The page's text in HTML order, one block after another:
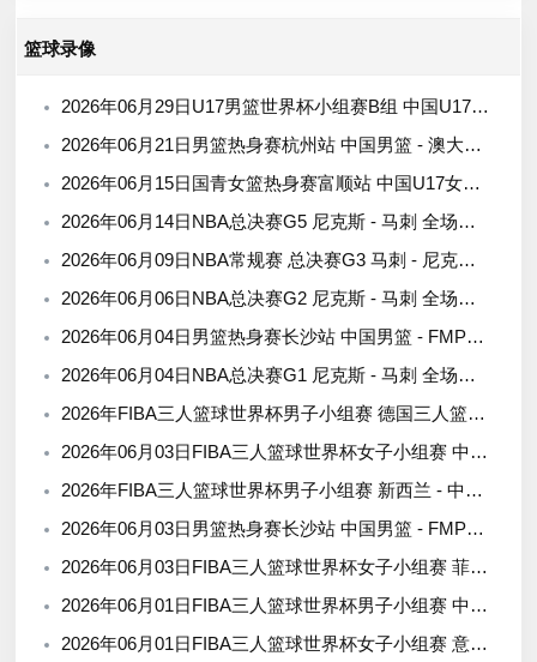
篮球录像
2026年06月29日U17男篮世界杯小组赛B组 中国U17男篮 - 加拿大U17男篮 录像
2026年06月21日男篮热身赛杭州站 中国男篮 - 澳大利亚男篮 全场录像
2026年06月15日国青女篮热身赛富顺站 中国U17女篮 - 伏伊伏丁那女篮 全场录像
2026年06月14日NBA总决赛G5 尼克斯 - 马刺 全场录像
2026年06月09日NBA常规赛 总决赛G3 马刺 - 尼克斯 全场录像
2026年06月06日NBA总决赛G2 尼克斯 - 马刺 全场录像
2026年06月04日男篮热身赛长沙站 中国男篮 - FMP拉德尼基 全场录像
2026年06月04日NBA总决赛G1 尼克斯 - 马刺 全场录像
2026年FIBA三人篮球世界杯男子小组赛 德国三人篮球队 - 中国三人篮球队 全场录像
2026年06月03日FIBA三人篮球世界杯女子小组赛 中国 - 拉脱维亚 录像
2026年FIBA三人篮球世界杯男子小组赛 新西兰 - 中国 录像
2026年06月03日男篮热身赛长沙站 中国男篮 - FMP拉德尼基 全场录像
2026年06月03日FIBA三人篮球世界杯女子小组赛 菲律宾 - 中国 录像
2026年06月01日FIBA三人篮球世界杯男子小组赛 中国 - 荷兰 录像
2026年06月01日FIBA三人篮球世界杯女子小组赛 意大利 - 中国 录像